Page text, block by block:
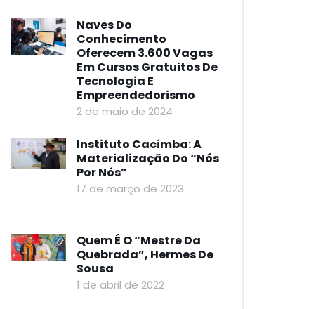
Naves Do
Conhecimento
Oferecem 3.600 Vagas
Em Cursos Gratuitos De
Tecnologia E
Empreendedorismo
2 de maio de 2024
Instituto Cacimba: A
Materialização Do “nós
Por Nós”
17 de março de 2023
Quem É O “mestre Da
Quebrada”, Hermes De
Sousa
1 de abril de 2022